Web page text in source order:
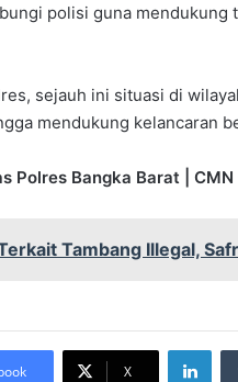
polisi guna mendukung
sejauh ini situasi di
mendukung kelancaran
Polres Bangka Barat | CMN
Tambang Illegal,
X